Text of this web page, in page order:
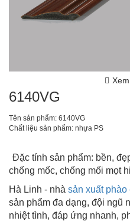
6140VG
Tên sản phẩm: 6140VG
Chất liệu sản phẩm: nhựa PS
Đặc tính sản phẩm: bền,
chống mốc, chống mối mọt
Hà Linh - nhà sản xuất phào
sản phẩm đa dạng, đội ngũ
nhiệt tình, đáp ứng nhanh,